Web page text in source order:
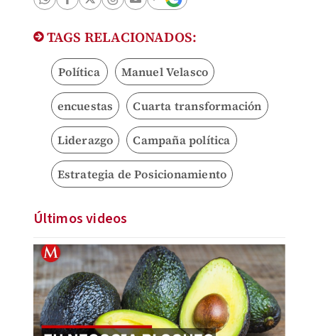
TAGS RELACIONADOS:
Política Manuel Velasco
encuestas Cuarta transformación
Liderazgo Campaña política
Estrategia de Posicionamiento
Últimos videos